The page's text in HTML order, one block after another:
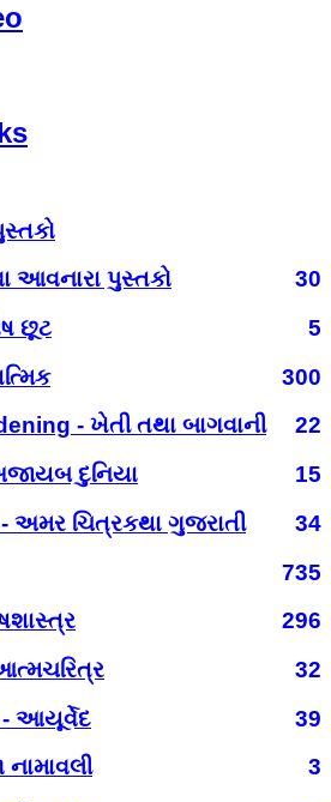
આવનારા પુસ્તકો
30
છૂટ
5
300
- ખેતી તથા બાગવાની
22
દુનિયા
15
અમર ચિત્રકથા ગુજરાતી
34
735
296
32
- આયૂર્વેદ
39
3